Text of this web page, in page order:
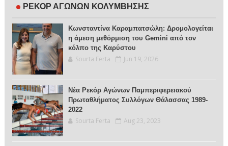
ΡΕΚΟΡ ΑΓΩΝΩΝ ΚΟΛΥΜΒΗΣΗΣ
Κωνσταντίνα Καραμπατσώλη: Δρομολογείται
η άμεση μεθόρμιση του Gemini από τον
κόλπο της Καρύστου
Sourta Ferta Jun 19, 2026
Νέα Ρεκόρ Αγώνων Παμπεριφερειακού
Πρωταθλήματος Συλλόγων Θάλασσας 1989-
2022
Sourta Ferta Aug 23, 2023